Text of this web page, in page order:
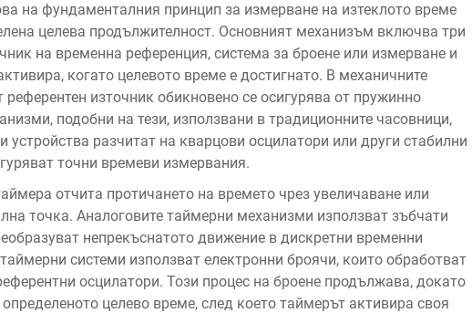
на фундаменталния принцип за измерване на изтеклото време
целева продължителност. Основният механизъм включва три
на временна референция, система за броене или измерване и
когато целевото време е достигнато. В механичните
източник обикновено се осигурява от пружинно
подобни на тези, използвани в традиционните часовници,
устройства разчитат на кварцови осцилатори или други стабилни
точни времеви измервания.
отчита протичането на времето чрез увеличаване или
точка. Аналоговите таймерни механизми използват зъбчати
непрекъснатото движение в дискретни временни
системи използват електронни броячи, които обработват
осцилатори. Този процес на броене продължава, докато
целево време, след което таймерът активира своя